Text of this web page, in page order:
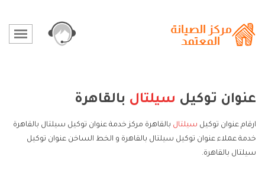
عنوان توكيل سيلتال بالقاهرة
ارقام عنوان توكيل سيلتال بالقاهرة مركز خدمة عنوان توكيل سيلتال بالقاهرة
خدمة عملاء عنوان توكيل سيلتال بالقاهرة و الخط الساخن عنوان توكيل
سيلتال بالقاهرة.